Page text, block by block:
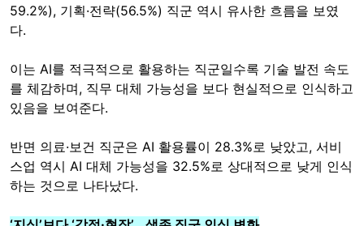
59.2%), 기획·전략(56.5%) 직군 역시 유사한 흐름을 보였
다.
이는 AI를 적극적으로 활용하는 직군일수록 기술 발전 속도
를 체감하며, 직무 대체 가능성을 보다 현실적으로 인식하고
있음을 보여준다.
반면 의료·보건 직군은 AI 활용률이 28.3%로 낮았고, 서비
스업 역시 AI 대체 가능성을 32.5%로 상대적으로 낮게 인식
하는 것으로 나타났다.